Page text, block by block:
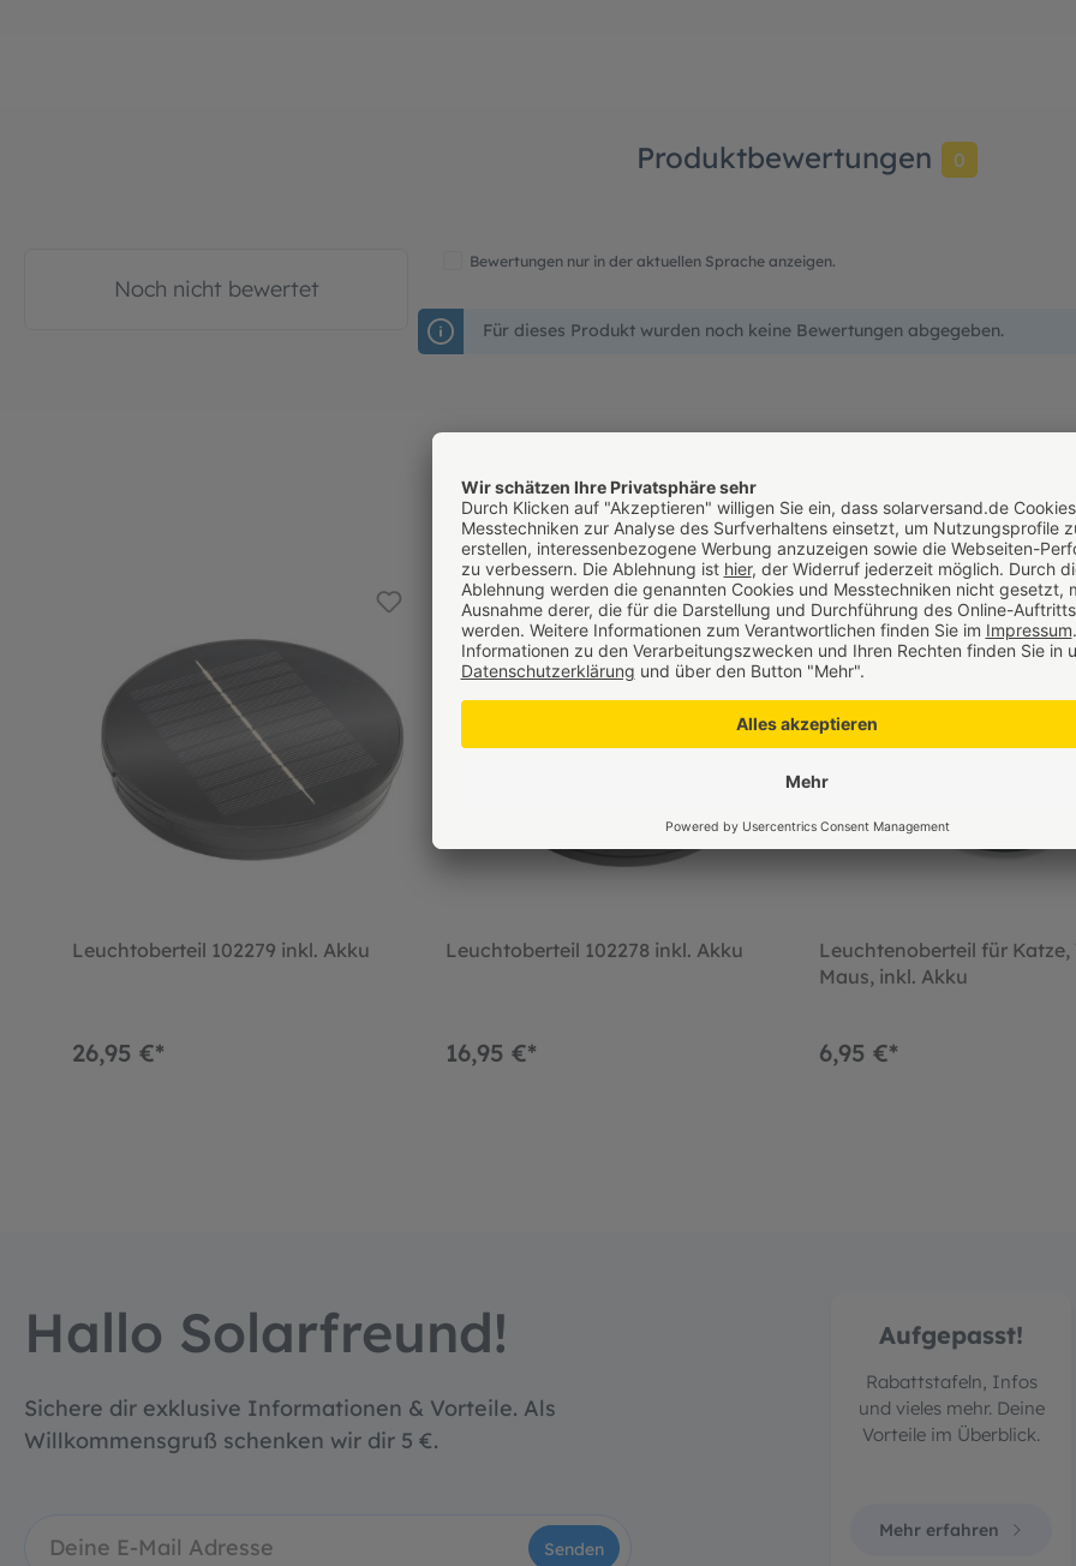
Produktbewertungen 0
Noch nicht bewertet
Bewertungen nur in der aktuellen Sprache anzeigen.
Für dieses Produkt wurden noch keine Bewertungen abgegeben.
Das könnte dir auch gefallen
Leuchtoberteil 102279 inkl. Akku
26,95 €*
Leuchtoberteil 102278 inkl. Akku
16,95 €*
Leuchtenoberteil für Katze,
Maus, inkl. Akku
6,95 €*
Hallo Solarfreund!
Sichere dir exklusive Informationen & Vorteile. Als
Willkommensgruß schenken wir dir 5 €.
Senden
Aufgepasst!
Rabattstafeln, Infos
und vieles mehr. Deine
Vorteile im Überblick.
Mehr erfahren